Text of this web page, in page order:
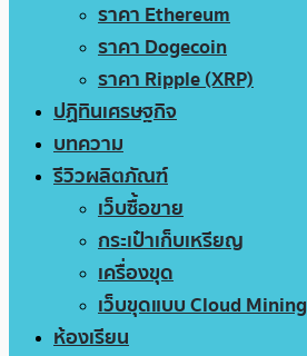
ราคา Ethereum
ราคา Dogecoin
ราคา Ripple (XRP)
ปฏิทินเศรษฐกิจ
บทความ
รีวิวผลิตภัณฑ์
เว็บซื้อขาย
กระเป๋าเก็บเหรียญ
เครื่องขุด
เว็บขุดแบบ Cloud Mining
ห้องเรียน